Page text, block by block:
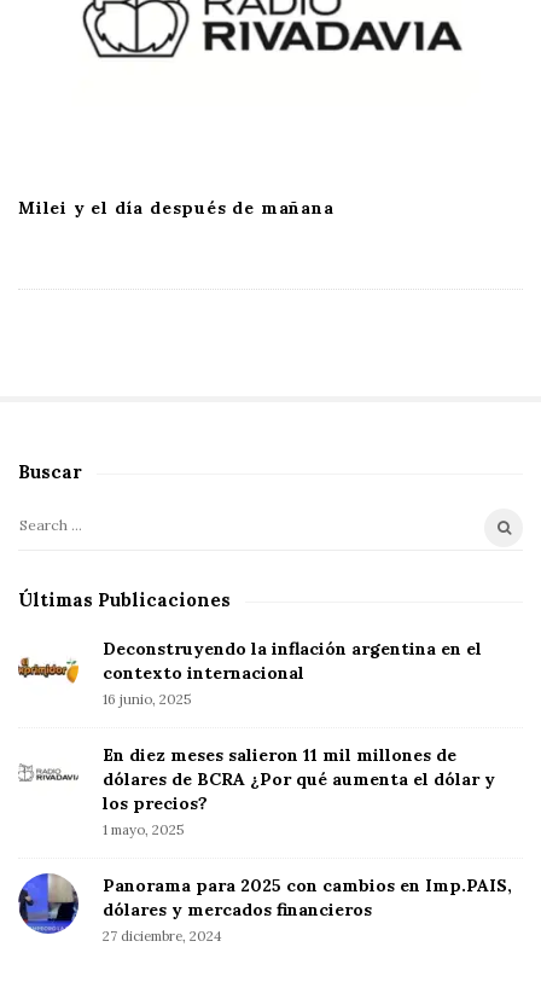
Milei y el día después de mañana
S
S
d
a
Buscar
S
a
h
:
Últimas Publicaciones
Deconstruyendo la inflación argentina en el
contexto internacional
16 junio, 2025
En diez meses salieron 11 mil millones de
dólares de BCRA ¿Por qué aumenta el dólar y
los precios?
1 mayo, 2025
Panorama para 2025 con cambios en Imp.PAIS,
dólares y mercados financieros
27 diciembre, 2024